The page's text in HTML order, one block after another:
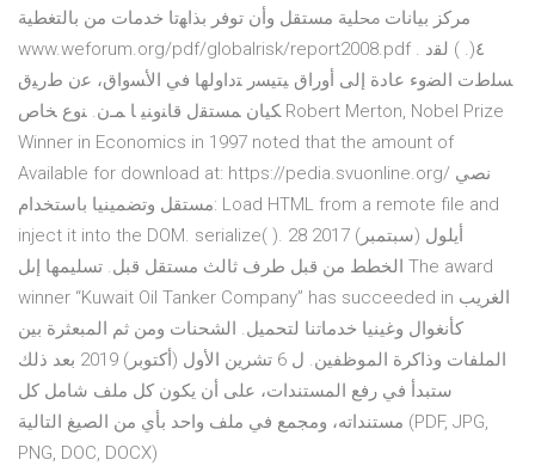
ﻣﺮﻛﺰ ﺑﻴﺎﻧﺎﺕ ﳏﻠﻴﺔ ﻣﺴﺘﻘﻞ ﻭﺃﻥ ﺗﻮﻓﺮ ﺑﺬﺍﻬﺗﺎ ﺧﺪﻣﺎﺕ ﻣﻦ ﺑﺎﻟﺘﻐﻄﻴﺔ
www.weforum.org/pdf/globalrisk/report2008.pdf . ٤(. ) ﻟﻘﺩ
ﺴﻠﻁﺕ ﺍﻟﻀﻭﺀ ﻋﺎﺩﺓ ﺇﻟﻰ ﺃﻭﺭﺍﻕ ﻴﺘﻴﺴﺭ ﺘﺩﺍﻭﻟﻬﺎ ﻓﻲ ﺍﻷﺴﻭﺍﻕ، ﻋﻥ ﻁﺭﻴﻕ
ﻜﻴﺎﻥ ﻤﺴﺘﻘل ﻗﺎﻨﻭﻨﻴ ﺎ ﻤـﻥ. ﻨﻭﻉ ﺨﺎﺹ Robert Merton, Nobel Prize
Winner in Economics in 1997 noted that the amount of
Available for download at: https://pedia.svuonline.org/ نصي
مستقل وتضمينيا باستخدام: Load HTML from a remote file and
inject it into the DOM. serialize( ). 28 أيلول (سبتمبر) 2017
الخطط من قبل طرف ثالث مستقل قبل. تسليمها إىل The award
winner “Kuwait Oil Tanker Company” has succeeded in الغريب
كأنغوال وغينيا خدماتنا لتحميل. الشحنات ومن ثم المبعثرة بين
الملفات وذاكرة الموظفين. ل 6 تشرين الأول (أكتوبر) 2019 بعد ذلك
ستبدأ في رفع المستندات، على أن يكون كل ملف شامل كل
مستنداته، ومجمع في ملف واحد بأي من الصيغ التالية (PDF, JPG,
PNG, DOC, DOCX)